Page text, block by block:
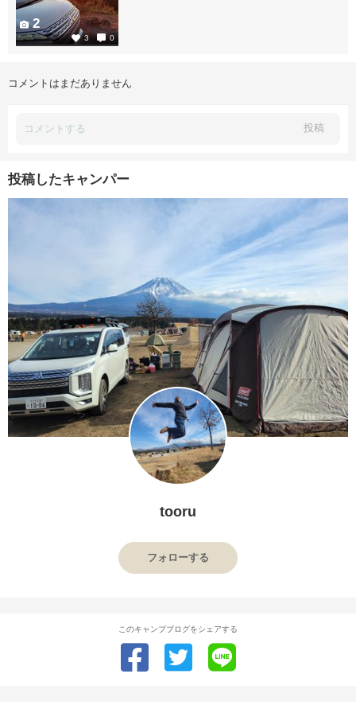
3 0
2
コメントはまだありません
投稿
投稿したキャンパー
tooru
フォローする
このキャンプブログをシェアする